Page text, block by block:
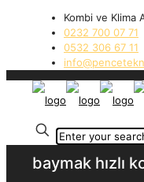
Kombi ve Klima
0232 700 07 71
0532 306 67 11
baymak hızlı